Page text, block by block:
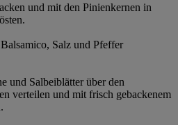
und mit den Pinienkernen in
Salz und Pfeffer
und Salbeiblätter über den
verteilen und mit frisch gebackenem